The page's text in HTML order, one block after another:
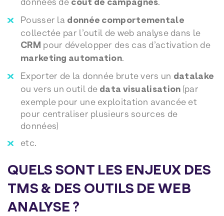
coût de campagnes
Pousser la donnée comportementale
collectée par l’outil de web analyse dans le
CRM pour développer des cas d’activation de
marketing automation.
Exporter de la donnée brute vers un datalake
ou vers un outil de data visualisation (par
exemple pour une exploitation avancée et
pour centraliser plusieurs sources de
données)
etc.
QUELS SONT LES ENJEUX DES
TMS & DES OUTILS DE WEB
ANALYSE ?